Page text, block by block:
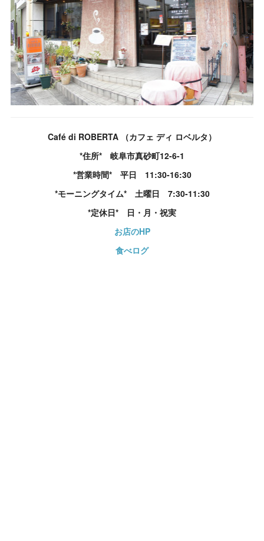
Café di ROBERTA （カフェ ディ ロベルタ）
*住所* 岐阜市真砂町12-6-1
*営業時間* 平日 11:30-16:30
*モーニングタイム* 土曜日 7:30-11:30
*定休日* 日・月・祝実
お店のHP
食べログ